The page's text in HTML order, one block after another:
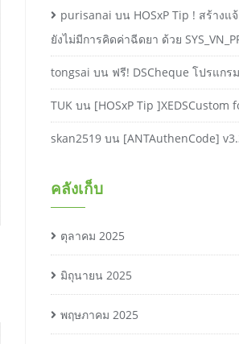
purisanai บน HOSxP Tip ! สร้างแ
ยังไม่มีการคิดค่าฉีดยา ด้วย
tongsai บน ฟรี! DSCheque โปรแกร
TUK บน [HOSxP Tip ]XEDSCustom
skan2519 บน [ANTAuthenCode]
คลังเก็บ
ตุลาคม 2025
มิถุนายน 2025
พฤษภาคม 2025